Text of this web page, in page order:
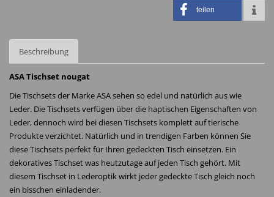
teilen
Beschreibung
ASA Tischset nougat
Die Tischsets der Marke ASA sehen so edel und natürlich aus wie
Leder. Die Tischsets verfügen über die haptischen Eigenschaften von
Leder, dennoch wird bei diesen Tischsets komplett auf tierische
Produkte verzichtet. Natürlich und in trendigen Farben können Sie
diese Tischsets perfekt für Ihren gedeckten Tisch einsetzen. Ein
dekoratives Tischset was heutzutage auf jeden Tisch gehört. Mit
diesem Tischset in Lederoptik wirkt jeder gedeckte Tisch gleich noch
ein bisschen einladender.